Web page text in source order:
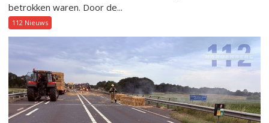
betrokken waren. Door de...
112 Nieuws